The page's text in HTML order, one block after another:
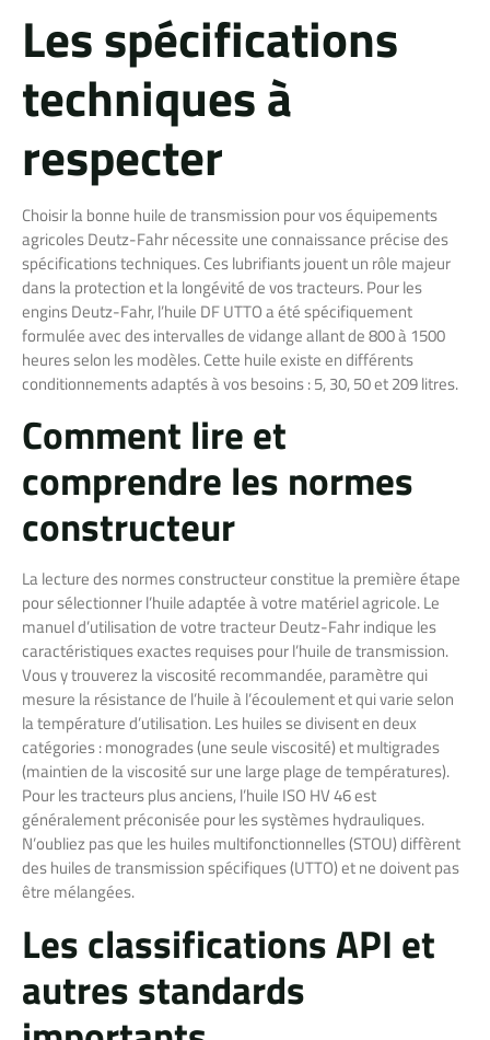
Les spécifications
techniques à
respecter
Choisir la bonne huile de transmission pour vos équipements
agricoles Deutz-Fahr nécessite une connaissance précise des
spécifications techniques. Ces lubrifiants jouent un rôle majeur
dans la protection et la longévité de vos tracteurs. Pour les
engins Deutz-Fahr, l’huile DF UTTO a été spécifiquement
formulée avec des intervalles de vidange allant de 800 à 1500
heures selon les modèles. Cette huile existe en différents
conditionnements adaptés à vos besoins : 5, 30, 50 et 209 litres.
Comment lire et
comprendre les normes
constructeur
La lecture des normes constructeur constitue la première étape
pour sélectionner l’huile adaptée à votre matériel agricole. Le
manuel d’utilisation de votre tracteur Deutz-Fahr indique les
caractéristiques exactes requises pour l’huile de transmission.
Vous y trouverez la viscosité recommandée, paramètre qui
mesure la résistance de l’huile à l’écoulement et qui varie selon
la température d’utilisation. Les huiles se divisent en deux
catégories : monogrades (une seule viscosité) et multigrades
(maintien de la viscosité sur une large plage de températures).
Pour les tracteurs plus anciens, l’huile ISO HV 46 est
généralement préconisée pour les systèmes hydrauliques.
N’oubliez pas que les huiles multifonctionnelles (STOU) diffèrent
des huiles de transmission spécifiques (UTTO) et ne doivent pas
être mélangées.
Les classifications API et
autres standards